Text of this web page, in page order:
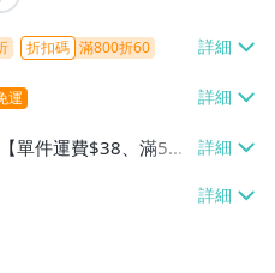
折扣碼 滿800折60
運
單件運費$38、滿5件
】、7-ELEVEN取貨
爾富取貨付款【單件
費滿$1298免運
件運費$120、滿5件